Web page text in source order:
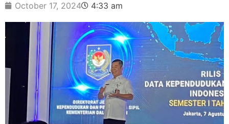
October 17, 2024 4:33 am